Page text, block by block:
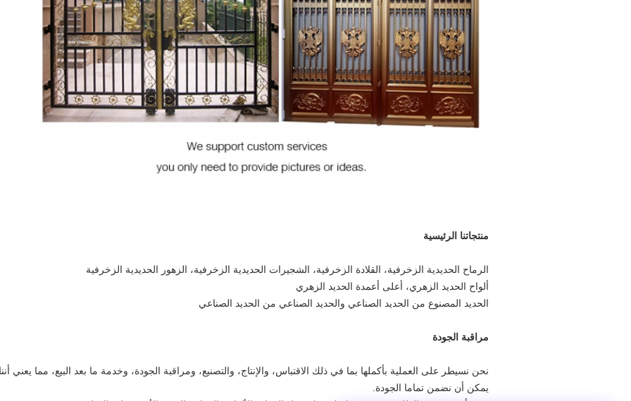
منتجاتنا الرئيسية
الرماح الحديدية الزخرفية، القلادة الزخرفية، الشجيرات الحديدية الزخرفية، الزهور الحديدية الزخرفية
ألواح الحديد الزهري، أعلى أعمدة الحديد الزهري
الحديد المصنوع من الحديد الصناعي والحديد الصناعي من الحديد الصناعي
مراقبة الجودة
نحن نسيطر على العملية بأكملها بما في ذلك الاقتباس، والإنتاج، والتصنيع، ومراقبة الجودة، وخدمة ما بعد البيع، مما يعني أننا
يمكن أن نضمن تماما الجودة.